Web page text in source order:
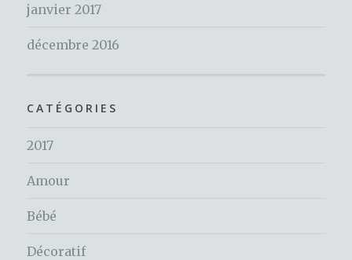
janvier 2017
décembre 2016
CATÉGORIES
2017
Amour
Bébé
Décoratif